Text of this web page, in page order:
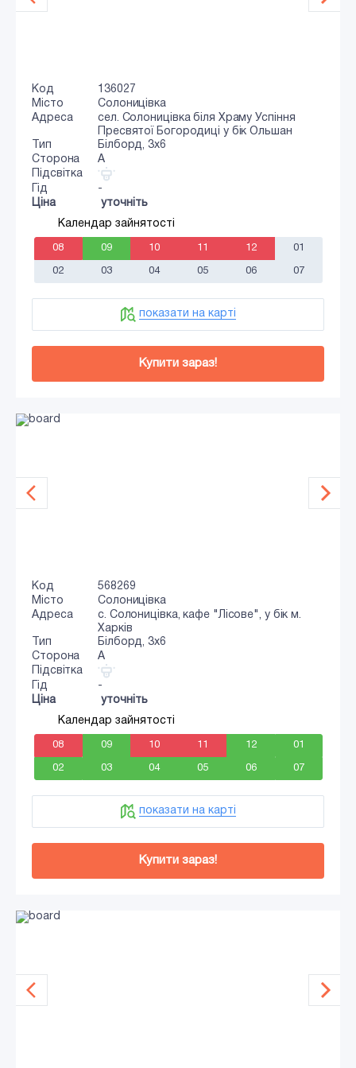
Код
136027
Місто
Солоницівка
Адреса
сел. Солоницівка біля Храму Успіння
Пресвятої Богородиці у бік Ольшан
Тип
Білборд, 3х6
Сторона
A
Підсвітка
Гід
-
Ціна
уточніть
Календар зайнятості
08 09 10 11 12 01
02 03 04 05 06 07
показати на карті
Купити зараз!
Код
568269
Місто
Солоницівка
Адреса
с. Солоницівка, кафе "Лісове", у бік м.
Харків
Тип
Білборд, 3x6
Сторона
A
Підсвітка
Гід
-
Ціна
уточніть
Календар зайнятості
08 09 10 11 12 01
02 03 04 05 06 07
показати на карті
Купити зараз!